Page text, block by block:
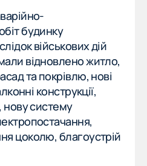
будинку
військових дій
відновлено житло,
та покрівлю, нові
конструкції,
нову систему
цоколю, благоустрій
будівель
інженерних мереж
колекторів